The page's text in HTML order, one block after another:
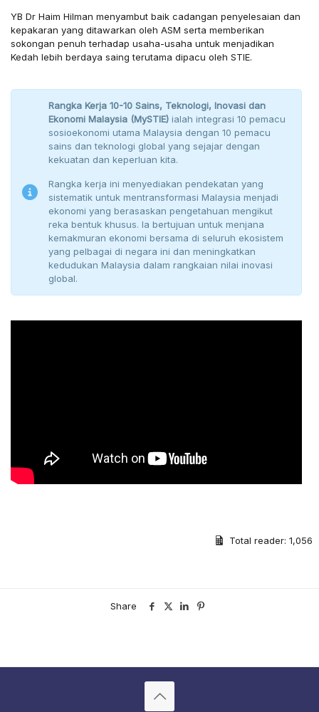
YB Dr Haim Hilman menyambut baik cadangan penyelesaian dan
kepakaran yang ditawarkan oleh ASM serta memberikan
sokongan penuh terhadap usaha-usaha untuk menjadikan
Kedah lebih berdaya saing terutama dipacu oleh STIE.
Rangka Kerja 10-10 Sains, Teknologi, lnovasi dan
Ekonomi Malaysia (MySTIE) ialah integrasi 10 pemacu
sosio­ekonomi utama Malaysia dengan 10 pemacu
sains dan teknologi global yang sejajar dengan
kekuatan dan keperluan kita.
Rangka kerja ini menyediakan pendekatan yang
sistematik untuk mentransformasi Malaysia menjadi
ekonomi yang berasaskan pengetahuan mengikut
reka bentuk khusus. la bertujuan untuk menjana
kemakmuran ekonomi bersama di seluruh ekosistem
yang pelbagai di negara ini dan meningkatkan
kedudukan Malaysia dalam rangkaian nilai inovasi
global.
Total reader: 1,056
Share